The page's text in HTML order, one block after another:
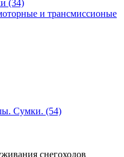
(34)
и трансмиссионые
Сумки. (54)